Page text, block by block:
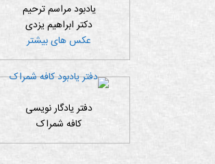
یادبود مراسم ترحیم
دکتر ابراهیم یزدی
عکس های بیشتر
دفتر یادگار نویسی
کافه شمراک